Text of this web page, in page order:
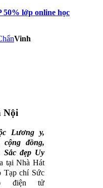
50% lớp online học
Vinh
Nội
Lương y,
đồng,
Sắc đẹp Uy
tại Nhà Hát
Tạp chí Sức
điện tử